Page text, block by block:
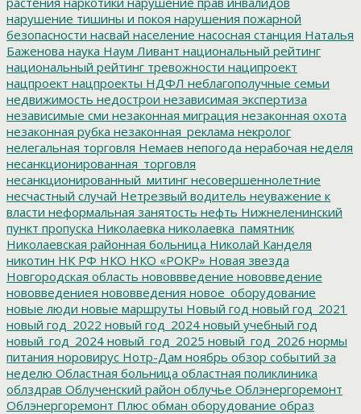
нарушение тишины и покоя нарушения пожарной
безопасности насвай население насосная станция Наталья
Баженова наука Наум Ливант национальный рейтинг
национальный рейтинг тревожности наципроект
нацпроект нацпроекты НДФЛ неблагополучные семьи
недвижимость недострои независимая экспертиза
независимые сми незаконная миграция незаконная охота
незаконная рубка незаконная_реклама некролог
нелегальная торговля Немаев непогода нерабочая неделя
несанкционированная_торговля
несанкционированный_митинг несовершеннолетние
несчастный случай Нетрезвый водитель неуважение к
власти неформальная занятость нефть Нижнеленинский
пункт пропуска Николаевка николаевка_памятник
Николаевская районная больница Николай Канделя
никотин НК РФ НКО НКО «РОКР» Новая звезда
Новгородская область нововвведение нововведение
нововведениея нововведения новое_оборудование
новые люди новые маршруты Новый год новый год_2021
новый год_2022 новый год_2024 новый учебный год
новый_год_2024 новый_год_2025 новый_год_2026 нормы
питания норовирус Нотр-Дам ноябрь обзор событий за
неделю Областная больница областная поликлиника
облздрав Облученский район облучье Облэнергоремонт
Облэнергоремонт Плюс обман оборудование образ